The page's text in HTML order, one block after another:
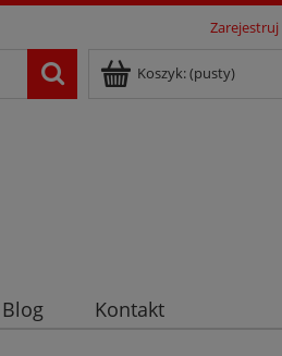
Zarejestruj
Koszyk:(pusty)
Blog Kontakt